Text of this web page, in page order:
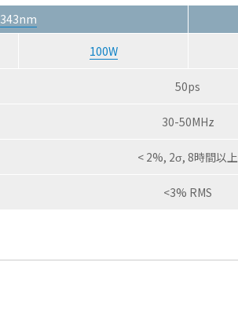
343nm
100W
50ps
30-50MHz
< 2%, 2σ, 8時間以上
<3% RMS